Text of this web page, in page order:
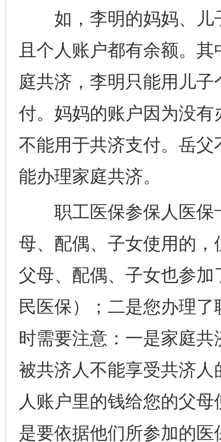
如，李明的妈妈、儿
且个人账户都有余额。
庭共济，李明只能用儿
付。妈妈的账户因为没
不能用于共济支付。岳
能办理家庭共济。
职工医保参保人医保
母、配偶、子女使用的
父母、配偶、子女也参
民医保）；二是您办理
时需要注意：一是家庭
被共济人不能享受共济
人账户里的钱给您的父
是要依据他们所参加的